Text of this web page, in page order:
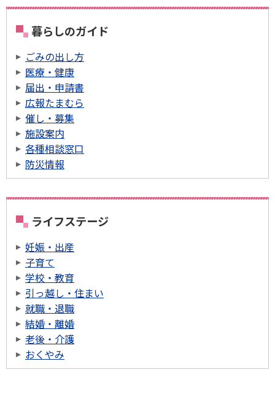
暮らしのガイド
ごみの出し方
医療・健康
届出・申請書
広報たまむら
催し・募集
施設案内
各種相談窓口
防災情報
ライフステージ
妊娠・出産
子育て
学校・教育
引っ越し・住まい
就職・退職
結婚・離婚
老後・介護
おくやみ